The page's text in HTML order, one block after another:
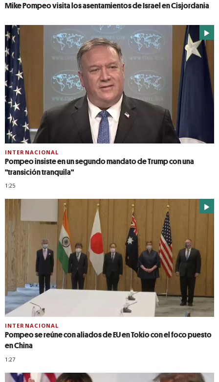
Mike Pompeo visita los asentamientos de Israel en Cisjordania
INTERNACIONAL
Pompeo insiste en un segundo mandato de Trump con una
"transición tranquila"
1:25
INTERNACIONAL
Pompeo se reúne con aliados de EU en Tokio con el foco puesto
en China
1:27